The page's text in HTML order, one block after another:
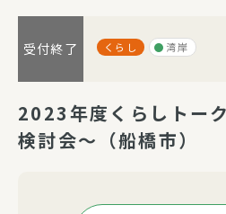
受付終了 くらし 湾岸
2023年度くらしトー
検討会～（船橋市）